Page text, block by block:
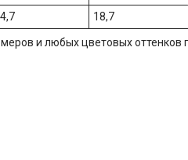
18,7
и любых цветовых оттенков